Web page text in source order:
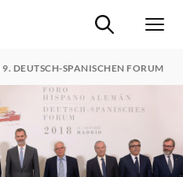
Suche ein-/
DEUTSCH-SPANISCHEN FORUM